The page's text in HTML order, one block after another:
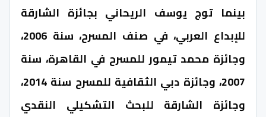
بينما توج يوسف الريحاني بجائزة الشارقة
للإبداع العربي، في صنف المسرح، سنة 2006،
وجائزة محمد تيمور للمسرح في القاهرة، سنة
2007، وجائزة دبي الثقافية للمسرح سنة 2014،
وجائزة الشارقة للبحث التشكيلي النقدي